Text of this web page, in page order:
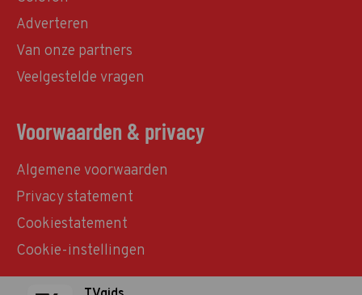
Adverteren
Van onze partners
Veelgestelde vragen
Voorwaarden & privacy
Algemene voorwaarden
Privacy statement
Cookiestatement
Cookie-instellingen